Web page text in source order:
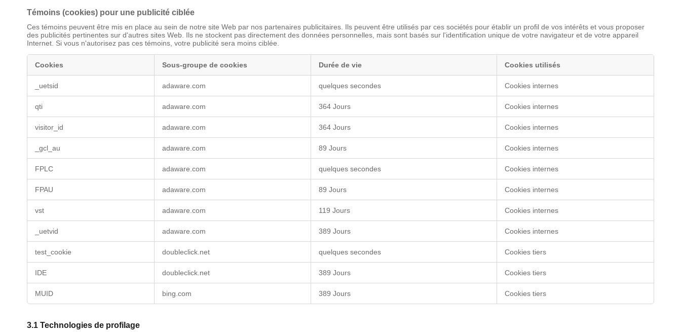
Témoins (cookies) pour une publicité ciblée
Ces témoins peuvent être mis en place au sein de notre site Web par nos partenaires publicitaires. Ils peuvent être utilisés par ces sociétés pour établir un profil de vos intérêts et vous proposer
des publicités pertinentes sur d'autres sites Web. Ils ne stockent pas directement des données personnelles, mais sont basés sur l'identification unique de votre navigateur et de votre appareil
Internet. Si vous n'autorisez pas ces témoins, votre publicité sera moins ciblée.
(cookies)
pour
une
publicité
ciblée
Cookies Sous-groupe de cookies Durée de vie Cookies utilisés
_uetsid adaware.com quelques secondes Cookies internes
qti adaware.com 364 Jours Cookies internes
visitor_id adaware.com 364 Jours Cookies internes
_gcl_au adaware.com 89 Jours Cookies internes
FPLC adaware.com quelques secondes Cookies internes
FPAU adaware.com 89 Jours Cookies internes
vst adaware.com 119 Jours Cookies internes
_uetvid adaware.com 389 Jours Cookies internes
test_cookie doubleclick.net quelques secondes Cookies tiers
IDE doubleclick.net 389 Jours Cookies tiers
MUID bing.com 389 Jours Cookies tiers
3.1 Technologies de profilage